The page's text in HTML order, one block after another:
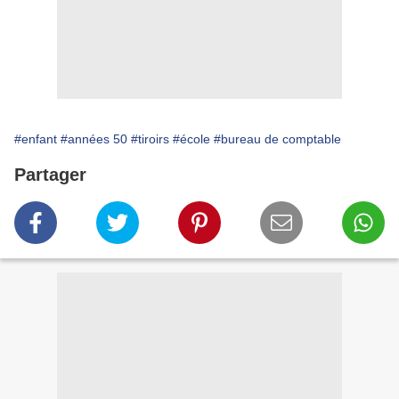
#enfant #années 50 #tiroirs #école #bureau de comptable
Partager